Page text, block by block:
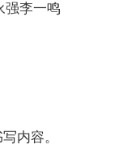
强李一鸣
内容。